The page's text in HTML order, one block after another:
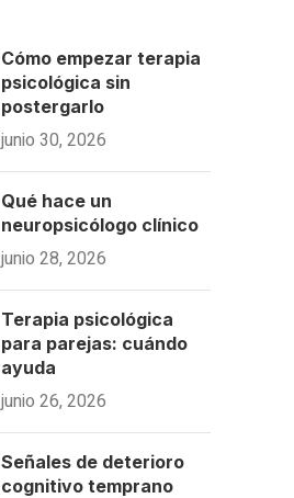
Cómo empezar terapia
psicológica sin
postergarlo
junio 30, 2026
Qué hace un
neuropsicólogo clínico
junio 28, 2026
Terapia psicológica
para parejas: cuándo
ayuda
junio 26, 2026
Señales de deterioro
cognitivo temprano